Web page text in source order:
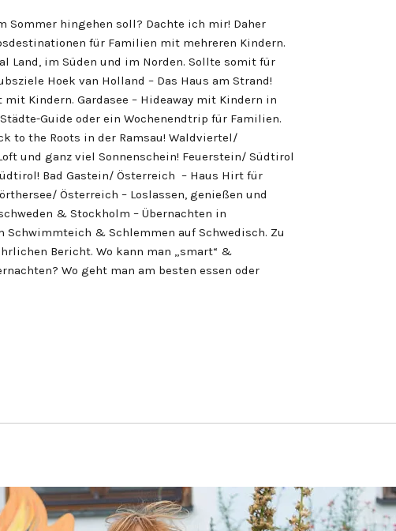
Sommer hingehen soll? Dachte ich mir! Daher
für Familien mit mehreren Kindern.
Land, im Süden und im Norden. Sollte somit für
Hoek van Holland – Das Haus am Strand!
Kindern. Gardasee – Hideaway mit Kindern in
Guide oder ein Wochenendtrip für Familien.
to the Roots in der Ramsau! Waldviertel/
und ganz viel Sonnenschein! Feuerstein/ Südtirol
Bad Gastein/ Österreich – Haus Hirt für
Österreich – Loslassen, genießen und
& Stockholm – Übernachten in
Schwimmteich & Schlemmen auf Schwedisch. Zu
Bericht. Wo kann man „smart“ &
Wo geht man am besten essen oder